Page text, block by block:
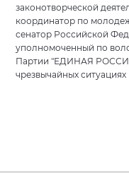
законотворческой
координатор по
сенатор Российской
уполномоченный по
Партии "ЕДИНАЯ
чрезвычайных ситуациях